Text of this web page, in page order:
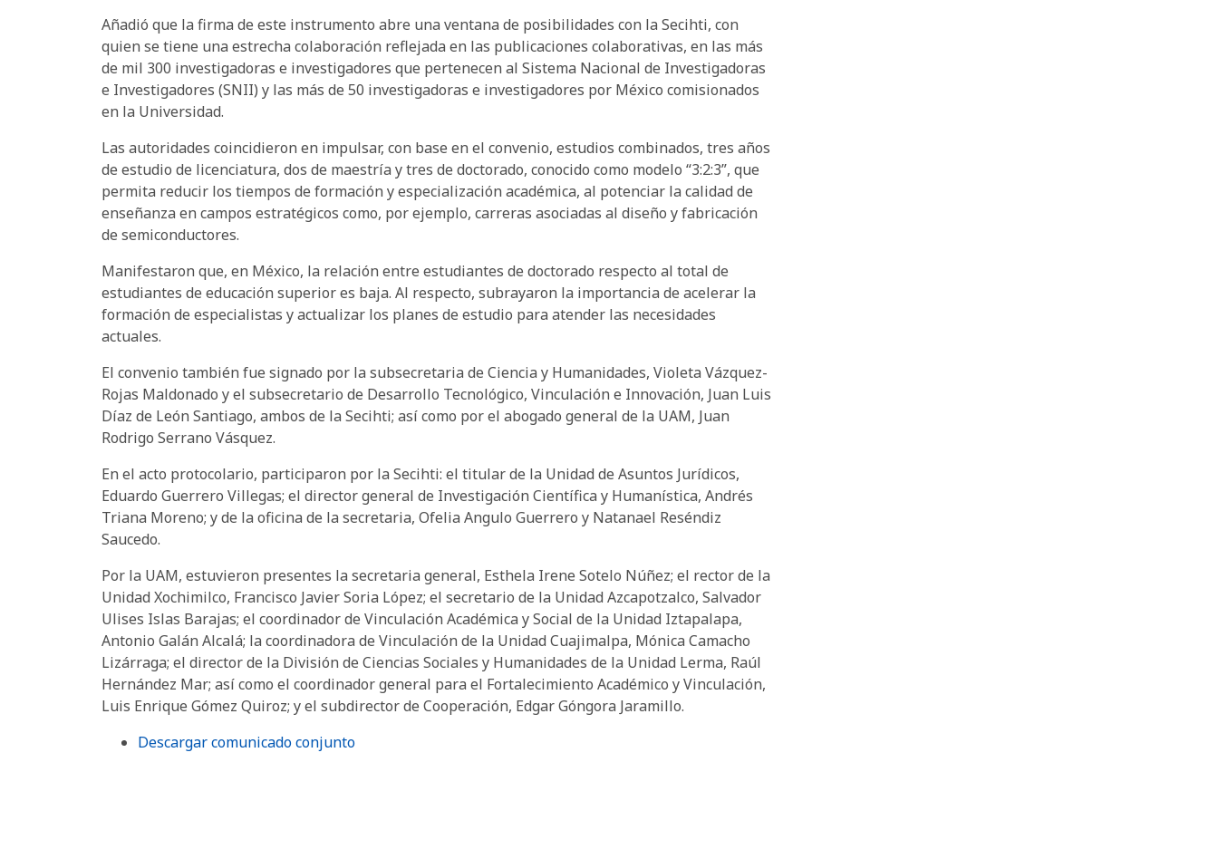
Añadió que la firma de este instrumento abre una ventana de posibilidades con la Secihti, con
quien se tiene una estrecha colaboración reflejada en las publicaciones colaborativas, en las más
de mil 300 investigadoras e investigadores que pertenecen al Sistema Nacional de Investigadoras
e Investigadores (SNII) y las más de 50 investigadoras e investigadores por México comisionados
en la Universidad.
Las autoridades coincidieron en impulsar, con base en el convenio, estudios combinados, tres años
de estudio de licenciatura, dos de maestría y tres de doctorado, conocido como modelo “3:2:3”, que
permita reducir los tiempos de formación y especialización académica, al potenciar la calidad de
enseñanza en campos estratégicos como, por ejemplo, carreras asociadas al diseño y fabricación
de semiconductores.
Manifestaron que, en México, la relación entre estudiantes de doctorado respecto al total de
estudiantes de educación superior es baja. Al respecto, subrayaron la importancia de acelerar la
formación de especialistas y actualizar los planes de estudio para atender las necesidades
actuales.
El convenio también fue signado por la subsecretaria de Ciencia y Humanidades, Violeta Vázquez-
Rojas Maldonado y el subsecretario de Desarrollo Tecnológico, Vinculación e Innovación, Juan Luis
Díaz de León Santiago, ambos de la Secihti; así como por el abogado general de la UAM, Juan
Rodrigo Serrano Vásquez.
En el acto protocolario, participaron por la Secihti: el titular de la Unidad de Asuntos Jurídicos,
Eduardo Guerrero Villegas; el director general de Investigación Científica y Humanística, Andrés
Triana Moreno; y de la oficina de la secretaria, Ofelia Angulo Guerrero y Natanael Reséndiz
Saucedo.
Por la UAM, estuvieron presentes la secretaria general, Esthela Irene Sotelo Núñez; el rector de la
Unidad Xochimilco, Francisco Javier Soria López; el secretario de la Unidad Azcapotzalco, Salvador
Ulises Islas Barajas; el coordinador de Vinculación Académica y Social de la Unidad Iztapalapa,
Antonio Galán Alcalá; la coordinadora de Vinculación de la Unidad Cuajimalpa, Mónica Camacho
Lizárraga; el director de la División de Ciencias Sociales y Humanidades de la Unidad Lerma, Raúl
Hernández Mar; así como el coordinador general para el Fortalecimiento Académico y Vinculación,
Luis Enrique Gómez Quiroz; y el subdirector de Cooperación, Edgar Góngora Jaramillo.
Descargar comunicado conjunto